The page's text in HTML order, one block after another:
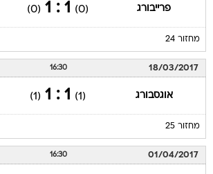
פרייבורג (0)
1 : 1
(0)
מחזור 24
18/03/2017
16:30
אוגסבורג (1)
1 : 1
(1)
מחזור 25
01/04/2017
16:30